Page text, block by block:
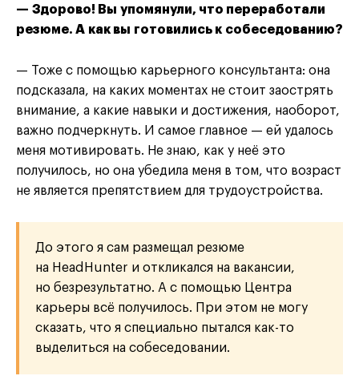
— Здорово! Вы упомянули, что переработали
резюме. А как вы готовились к собеседованию?
— Тоже с помощью карьерного консультанта: она
подсказала, на каких моментах не стоит заострять
внимание, а какие навыки и достижения, наоборот,
важно подчеркнуть. И самое главное — ей удалось
меня мотивировать. Не знаю, как у неё это
получилось, но она убедила меня в том, что возраст
не является препятствием для трудоустройства.
До этого я сам размещал резюме
на HeadHunter и откликался на вакансии,
но безрезультатно. А с помощью Центра
карьеры всё получилось. При этом не могу
сказать, что я специально пытался как-то
выделиться на собеседовании.